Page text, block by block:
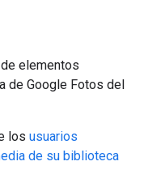
elementos
de Google Fotos del
los usuarios
de su biblioteca